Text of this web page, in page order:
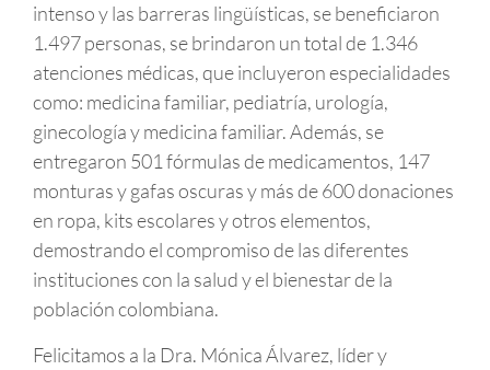
intenso y las barreras lingüísticas, se beneficiaron
1.497 personas, se brindaron un total de 1.346
atenciones médicas, que incluyeron especialidades
como: medicina familiar, pediatría, urología,
ginecología y medicina familiar. Además, se
entregaron 501 fórmulas de medicamentos, 147
monturas y gafas oscuras y más de 600 donaciones
en ropa, kits escolares y otros elementos,
demostrando el compromiso de las diferentes
instituciones con la salud y el bienestar de la
población colombiana.
Felicitamos a la Dra. Mónica Álvarez, líder y